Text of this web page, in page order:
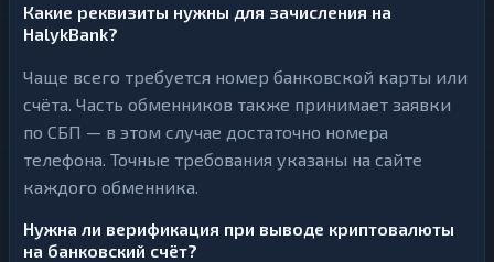
Какие реквизиты нужны для зачисления на
HalykBank?
Чаще всего требуется номер банковской карты или
счёта. Часть обменников также принимает заявки
по СБП — в этом случае достаточно номера
телефона. Точные требования указаны на сайте
каждого обменника.
Нужна ли верификация при выводе криптовалюты
на банковский счёт?